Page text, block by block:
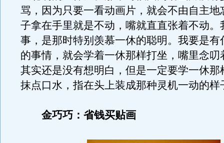
骂，因为只要一看动画片，就会不由自主地
子拿在手里就是不动，嘴就直直张着不动。
事，是那时特别羡慕一休的聪明。我要是有
的事情，就会学着一休那样打坐，嘴里念叨
其实还是没有想明白，但是一定要学一休那
抹点口水，指在头上装成那种灵机一动的样
金巧巧：省钱买贴画